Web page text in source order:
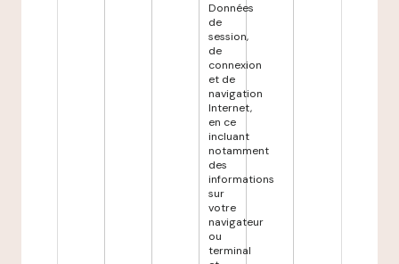
Données
de
session,
de
connexion
et de
navigation
Internet,
en ce
incluant
notamment
des
informations
sur
votre
navigateur
ou
terminal